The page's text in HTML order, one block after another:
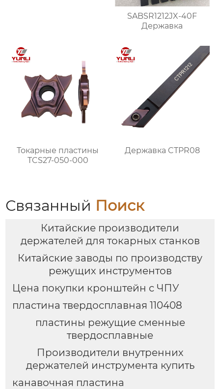
SABSR1212JX-40F
Державка
Токарные пластины
TCS27-050-000
Державка CTPR08
Связанный Поиск
Китайские производители
держателей для токарных станков
Китайские заводы по производству
режущих инструментов
Цена покупки кронштейн с ЧПУ
пластина твердосплавная 110408
пластины режущие сменные
твердосплавные
Производители внутренних
держателей инструмента купить
канавочная пластина